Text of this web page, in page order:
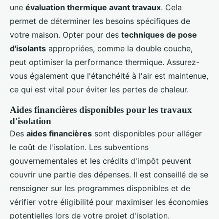
une évaluation thermique avant travaux. Cela
permet de déterminer les besoins spécifiques de
votre maison. Opter pour des techniques de pose
d'isolants appropriées, comme la double couche,
peut optimiser la performance thermique. Assurez-
vous également que l'étanchéité à l'air est maintenue,
ce qui est vital pour éviter les pertes de chaleur.
Aides financières disponibles pour les travaux
d'isolation
Des aides financières sont disponibles pour alléger
le coût de l'isolation. Les subventions
gouvernementales et les crédits d'impôt peuvent
couvrir une partie des dépenses. Il est conseillé de se
renseigner sur les programmes disponibles et de
vérifier votre éligibilité pour maximiser les économies
potentielles lors de votre projet d'isolation.